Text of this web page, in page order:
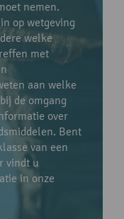
nemen.
op wetgeving
welke
met
aan welke
de omgang
over
Bent
van een
vindt u
in onze